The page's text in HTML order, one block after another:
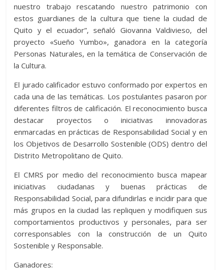
nuestro trabajo rescatando nuestro patrimonio con
estos guardianes de la cultura que tiene la ciudad de
Quito y el ecuador”, señaló Giovanna Valdivieso, del
proyecto «Sueño Yumbo», ganadora en la categoría
Personas Naturales, en la temática de Conservación de
la Cultura.
El jurado calificador estuvo conformado por expertos en
cada una de las temáticas. Los postulantes pasaron por
diferentes filtros de calificación. El reconocimiento busca
destacar proyectos o iniciativas innovadoras
enmarcadas en prácticas de Responsabilidad Social y en
los Objetivos de Desarrollo Sostenible (ODS) dentro del
Distrito Metropolitano de Quito.
El CMRS por medio del reconocimiento busca mapear
iniciativas ciudadanas y buenas prácticas de
Responsabilidad Social, para difundirlas e incidir para que
más grupos en la ciudad las repliquen y modifiquen sus
comportamientos productivos y personales, para ser
corresponsables con la construcción de un Quito
Sostenible y Responsable.
Ganadores: